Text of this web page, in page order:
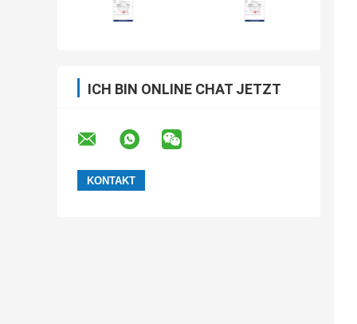
ICH BIN ONLINE CHAT JETZT